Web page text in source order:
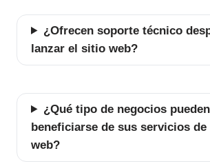
¿Ofrecen soporte técnico
lanzar el sitio web?
¿Qué tipo de negocios pueden
beneficiarse de sus servicios de
web?